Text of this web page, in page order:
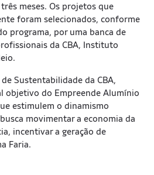
meses. Os projetos que
foram selecionados, conforme
programa, por uma banca de
da CBA, Instituto
Sustentabilidade da CBA,
objetivo do Empreende Alumínio
estimulem o dinamismo
movimentar a economia da
incentivar a geração de
Faria.